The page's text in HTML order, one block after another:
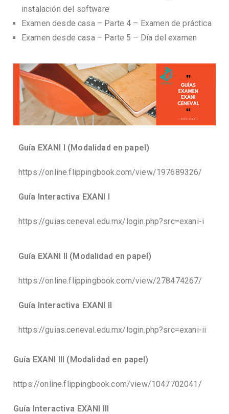
instalación del software
Examen desde casa – Parte 4 – Examen de práctica
Examen desde casa – Parte 5 – Día del examen
Guía EXANI I (Modalidad en papel)
https://online.flippingbook.com/view/197689326/
Guía Interactiva EXANI I
https://guias.ceneval.edu.mx/login.php?src=exani-i
Guía EXANI II (Modalidad en papel)
https://online.flippingbook.com/view/278474267/
Guía Interactiva EXANI II
https://guias.ceneval.edu.mx/login.php?src=exani-ii
Guía EXANI III (Modalidad en papel)
https://online.flippingbook.com/view/1047702041/
Guía Interactiva EXANI III